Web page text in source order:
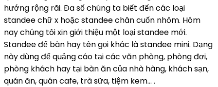
hướng rộng rãi. Đa số chúng ta biết đến các loại
standee chữ x hoặc standee chân cuốn nhôm. Hôm
nay chúng tôi xin giới thiệu một loại standee mới.
Standee để bàn hay tên gọi khác là standee mini. Dạng
này dùng để quảng cáo tại các văn phòng, phòng đợi,
phòng khách hay tại bàn ăn của nhà hàng, khách sạn,
quán ăn, quán cafe, trà sữa, tiệm kem… .